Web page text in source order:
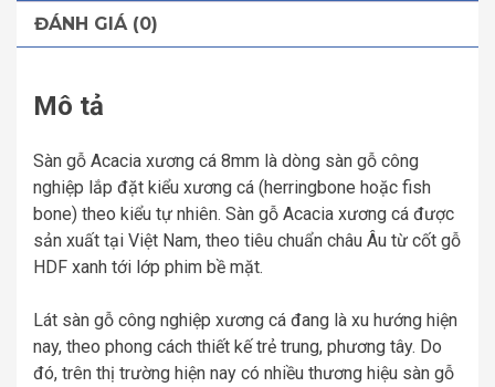
ĐÁNH GIÁ (0)
Mô tả
Sàn gỗ Acacia xương cá 8mm là dòng sàn gỗ công
nghiệp lắp đặt kiểu xương cá (herringbone hoặc fish
bone) theo kiểu tự nhiên. Sàn gỗ Acacia xương cá được
sản xuất tại Việt Nam, theo tiêu chuẩn châu Âu từ cốt gỗ
HDF xanh tới lớp phim bề mặt.
Lát sàn gỗ công nghiệp xương cá đang là xu hướng hiện
nay, theo phong cách thiết kế trẻ trung, phương tây. Do
đó, trên thị trường hiện nay có nhiều thương hiệu sàn gỗ